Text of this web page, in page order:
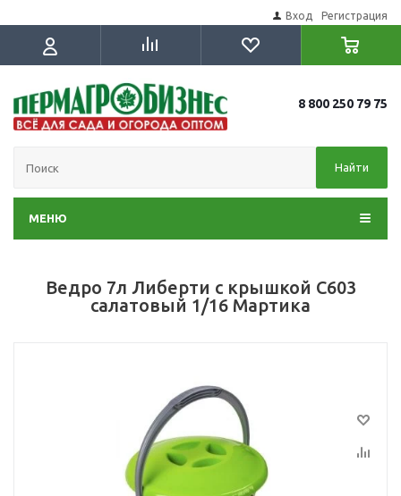
Вход Регистрация
8 800 250 79 75
Найти
МЕНЮ
Ведро 7л Либерти с крышкой С603
салатовый 1/16 Мартика